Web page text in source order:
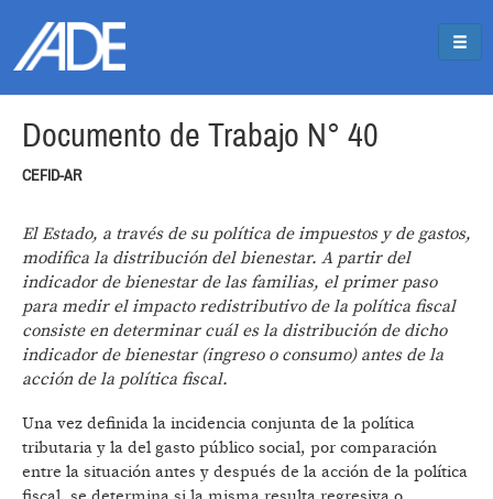
Documento de Trabajo N° 40
CEFID-AR
El Estado, a través de su política de impuestos y de gastos,
modifica la distribución del bienestar. A partir del
indicador de bienestar de las familias, el primer paso
para medir el impacto redistributivo de la política fiscal
consiste en determinar cuál es la distribución de dicho
indicador de bienestar (ingreso o consumo) antes de la
acción de la política fiscal.
Una vez definida la incidencia conjunta de la política
tributaria y la del gasto público social, por comparación
entre la situación antes y después de la acción de la política